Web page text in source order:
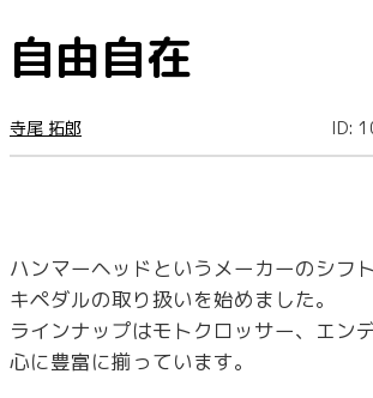
自由自在
寺尾 拓郎 ID:
ハンマーヘッドというメーカーのシフ
キペダルの取り扱いを始めました。
ラインナップはモトクロッサー、エン
心に豊富に揃っています。